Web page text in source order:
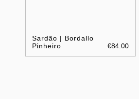
Sardão | Bordallo
Pinheiro
€84.00